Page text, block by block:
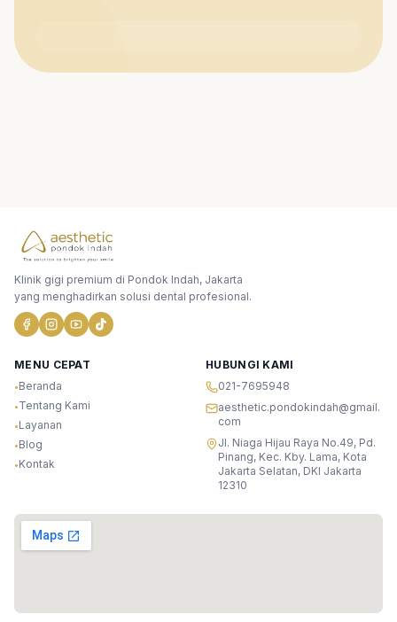
Klinik gigi premium di Pondok Indah, Jakarta
yang menghadirkan solusi dental profesional.
MENU CEPAT
•Beranda
•Tentang Kami
•Layanan
•Blog
•Kontak
HUBUNGI KAMI
021-7695948
aesthetic.pondokindah@gmail.
com
Jl. Niaga Hijau Raya No.49, Pd.
Pinang, Kec. Kby. Lama, Kota
Jakarta Selatan, DKI Jakarta
12310